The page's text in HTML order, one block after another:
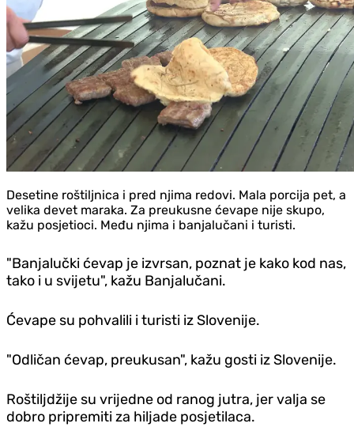
Desetine roštiljnica i pred njima redovi. Mala porcija pet, a
velika devet maraka. Za preukusne ćevape nije skupo,
kažu posjetioci. Među njima i banjalučani i turisti.
"Banjalučki ćevap je izvrsan, poznat je kako kod nas,
tako i u svijetu", kažu Banjalučani.
Ćevape su pohvalili i turisti iz Slovenije.
"Odličan ćevap, preukusan", kažu gosti iz Slovenije.
Roštiljdžije su vrijedne od ranog jutra, jer valja se
dobro pripremiti za hiljade posjetilaca.